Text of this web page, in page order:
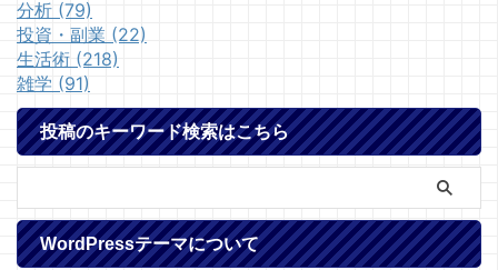
分析 (79)
投資・副業 (22)
生活術 (218)
雑学 (91)
投稿のキーワード検索はこちら
WordPressテーマについて